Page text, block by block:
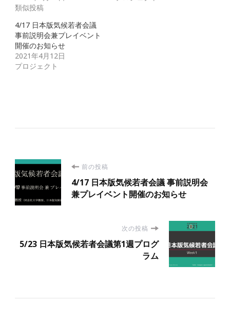
類似投稿
4/17 日本版気候若者会議
事前説明会兼プレイベント
開催のお知らせ
2021年4月12日
プロジェクト
投
稿
ビ
ー
前の投稿
4/17 日本版気候若者会議 事前説明会
兼プレイベント開催のお知らせ
次の投稿
5/23 日本版気候若者会議第1週プログ
ラム